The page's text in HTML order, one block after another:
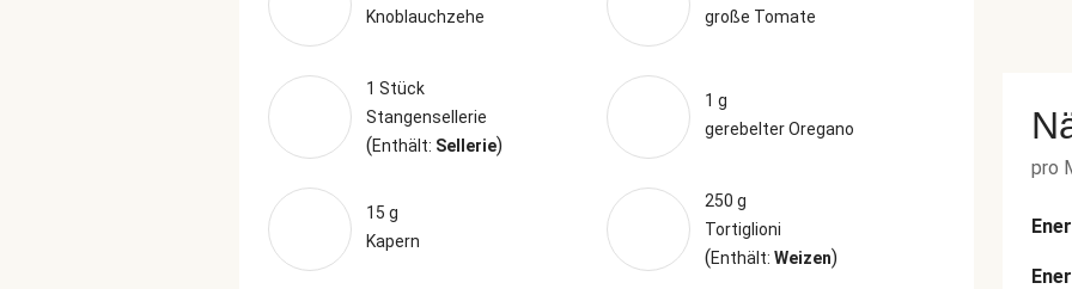
Knoblauchzehe
große Tomate
1 Stück
Stangensellerie
(Enthält: Sellerie)
1 g
gerebelter Oregano
15 g
Kapern
250 g
Tortiglioni
(Enthält: Weizen)
pro